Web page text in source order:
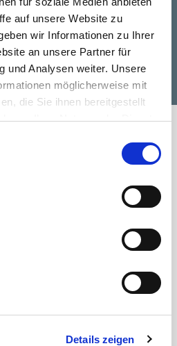
auf unsere Website zu
wir Informationen zu Ihrer
an unsere Partner für
und Analysen weiter. Unsere
möglicherweise mit
die Sie ihnen bereitgestellt
Ihrer Nutzung der Dienste
Details zeigen
anfragen!
E-MAIL
an!